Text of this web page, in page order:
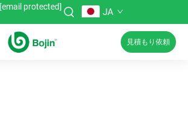
[email protected] JA
見積もり依頼